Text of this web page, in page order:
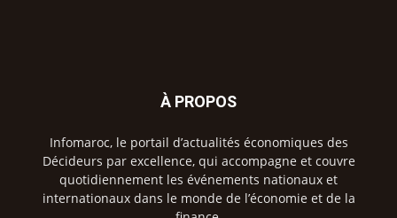
À PROPOS
Infomaroc, le portail d’actualités économiques des
Décideurs par excellence, qui accompagne et couvre
quotidiennement les événements nationaux et
internationaux dans le monde de l’économie et de la